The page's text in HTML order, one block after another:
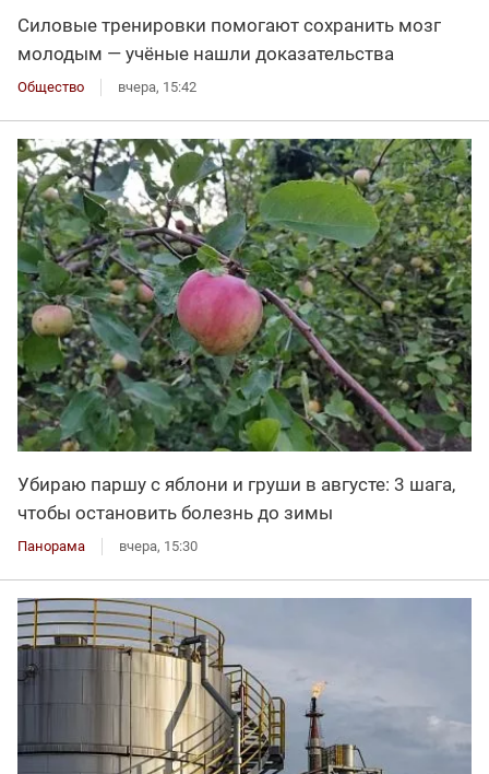
Силовые тренировки помогают сохранить мозг
молодым — учёные нашли доказательства
Общество вчера, 15:42
Убираю паршу с яблони и груши в августе: 3 шага,
чтобы остановить болезнь до зимы
Панорама вчера, 15:30